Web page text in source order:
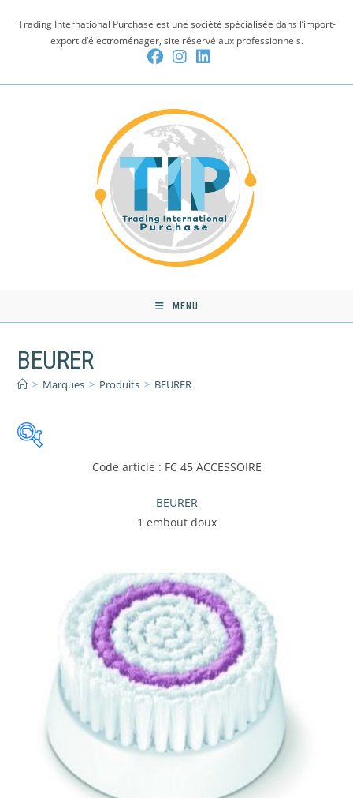
Trading International Purchase est une société spécialisée dans l’import-
export d’électroménager, site réservé aux professionnels.
MENU
BEURER
> Marques > Produits > BEURER
Catégories de produits
Confort de la Maison(45)
Petit Electroménager(26)
Petite Enfance(18)
1515 €
Code article : FC 45 ACCESSOIRE
BEURER
1 embout doux